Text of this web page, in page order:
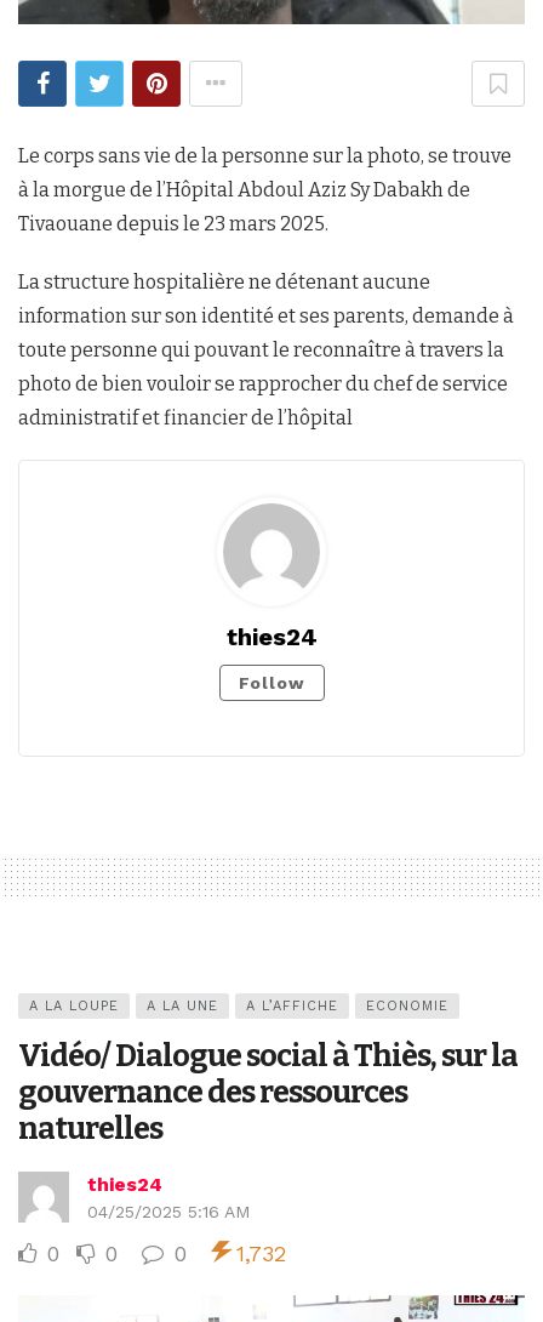
Le corps sans vie de la personne sur la photo, se trouve
à la morgue de l’Hôpital Abdoul Aziz Sy Dabakh de
Tivaouane depuis le 23 mars 2025.
La structure hospitalière ne détenant aucune
information sur son identité et ses parents, demande à
toute personne qui pouvant le reconnaître à travers la
photo de bien vouloir se rapprocher du chef de service
administratif et financier de l’hôpital
thies24
Follow
A LA LOUPE A LA UNE A L’AFFICHE ECONOMIE
Vidéo/ Dialogue social à Thiès, sur la
gouvernance des ressources
naturelles
thies24
04/25/2025 5:16 AM
0 0 0 1,732